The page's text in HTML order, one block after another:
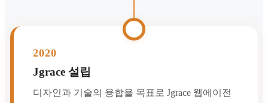
2020
Jgrace 설립
디자인과 기술의 융합을 목표로 Jgrace 웹에이전